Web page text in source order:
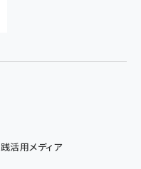
活用メディア